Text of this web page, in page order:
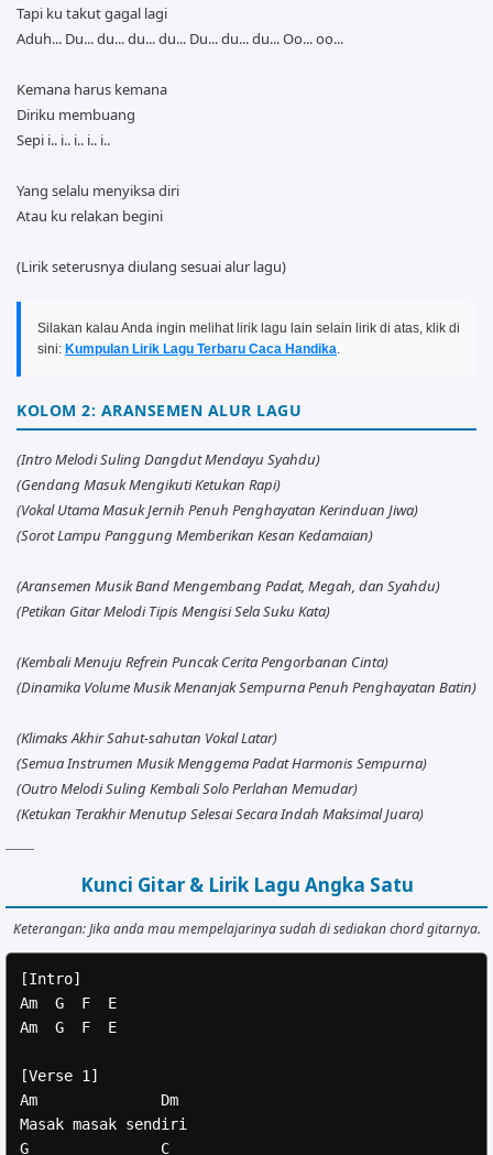
Tapi ku takut gagal lagi
Aduh... Du... du... du... du... Du... du... du... Oo... oo...
Kemana harus kemana
Diriku membuang
Sepi i.. i.. i.. i.. i..
Yang selalu menyiksa diri
Atau ku relakan begini
(Lirik seterusnya diulang sesuai alur lagu)
Silakan kalau Anda ingin melihat lirik lagu lain selain lirik di atas, klik di
sini: Kumpulan Lirik Lagu Terbaru Caca Handika
KOLOM 2: ARANSEMEN ALUR LAGU
(Intro Melodi Suling Dangdut Mendayu Syahdu)
(Gendang Masuk Mengikuti Ketukan Rapi)
(Vokal Utama Masuk Jernih Penuh Penghayatan Kerinduan Jiwa)
(Sorot Lampu Panggung Memberikan Kesan Kedamaian)
(Aransemen Musik Band Mengembang Padat, Megah, dan Syahdu)
(Petikan Gitar Melodi Tipis Mengisi Sela Suku Kata)
(Kembali Menuju Refrein Puncak Cerita Pengorbanan Cinta)
(Dinamika Volume Musik Menanjak Sempurna Penuh Penghayatan Batin)
(Klimaks Akhir Sahut-sahutan Vokal Latar)
(Semua Instrumen Musik Menggema Padat Harmonis Sempurna)
(Outro Melodi Suling Kembali Solo Perlahan Memudar)
(Ketukan Terakhir Menutup Selesai Secara Indah Maksimal Juara)
Kunci Gitar & Lirik Lagu Angka Satu
Keterangan: Jika anda mau mempelajarinya sudah di sediakan chord gitarnya.
[Intro]
Am  G  F  E
Am  G  F  E
[Verse 1]
Am              Dm
Masak masak sendiri
G               C